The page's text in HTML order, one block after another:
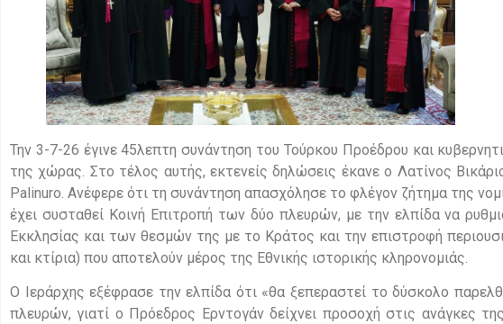
Την 3-7-26 έγινε 45λεπτη συνάντηση του Τούρκου Προέδρου και
της χώρας. Στο τέλος αυτής, εκτενείς δηλώσεις έκανε ο Λατίνος
Palinuro. Ανέφερε ότι τη συνάντηση απασχόλησε το φλέγον ζήτημα της
έχει συσταθεί Κοινή Επιτροπή των δύο πλευρών, με την ελπίδα να
Εκκλησίας και των θεσμών της με το Κράτος και την επιστροφή
και κτίρια) που αποτελούν μέρος της Εθνικής ιστορικής κληρονομιάς.
Ο Ιεράρχης εξέφρασε την ελπίδα ότι «θα ξεπεραστεί το δύσκολο
πλευρών, γιατί ο Πρόεδρος Ερντογάν δείχνει προσοχή στις ανάγκες